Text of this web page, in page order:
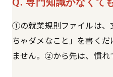
Q. 専門知識がなくて
①の就業規則ファイルは、
ちゃダメなこと」を書く
ません。②から先は、慣れ